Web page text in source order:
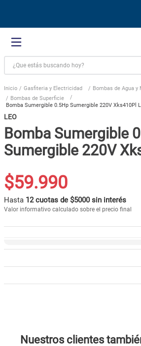
¿Que estás buscando hoy?
Gasfiteria y Electricidad
Bombas de Agua y
Bombas de Superficie
Bomba Sumergible 0.5Hp Sumergible 220V Xks410Pl
LEO
Bomba Sumergible
Sumergible 220V
$59.990
Hasta 12 cuotas de $5000 sin interés
Valor informativo calculado sobre el precio final
Nuestros clientes